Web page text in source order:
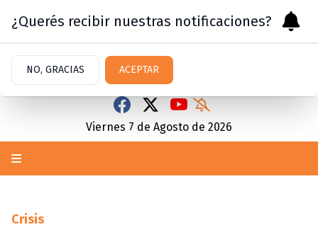
Viernes 7 de Agosto de 2026
Crisis
¿Querés recibir nuestras notificaciones?
NO, GRACIAS ACEPTAR